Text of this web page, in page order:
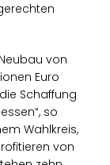
von
Euro
Schaffung
so
Wahlkreis,
von